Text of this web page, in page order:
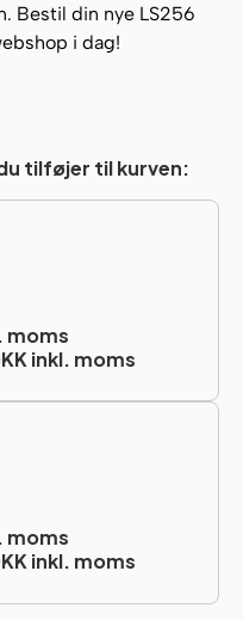
Bestil din nye LS256
i dag!
tilføjer til kurven:
moms
inkl. moms
moms
inkl. moms